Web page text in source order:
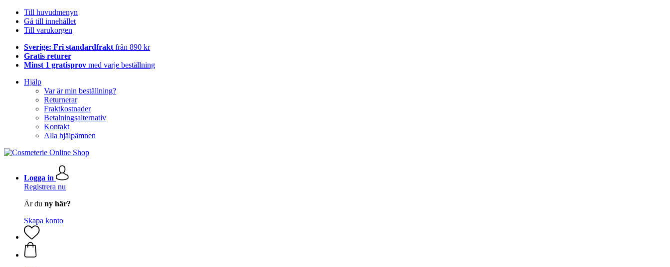
Till huvudmenyn
Gå till innehållet
Till varukorgen
Sverige: Fri standardfrakt från 890 kr
Gratis returer
Minst 1 gratisprov med varje beställning
Hjälp
Var är min beställning?
Returnerar
Fraktkostnader
Betalningsalternativ
Kontakt
Alla hjälpämnen
Logga in
Registrera nu
Är du ny här?
Skapa konto